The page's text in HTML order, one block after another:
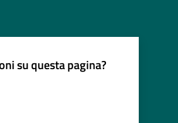
su questa pagina?